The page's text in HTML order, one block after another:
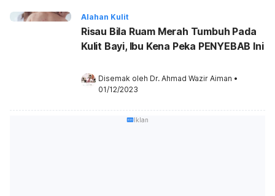
Alahan Kulit
Risau Bila Ruam Merah Tumbuh Pada
Kulit Bayi, Ibu Kena Peka PENYEBAB Ini
Disemak oleh Dr. Ahmad Wazir Aiman •
01/12/2023
Iklan